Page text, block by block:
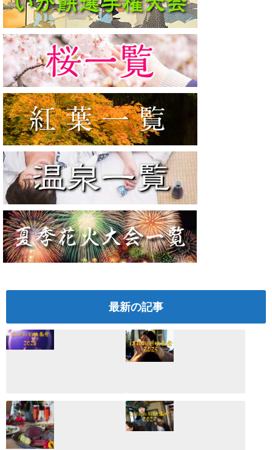
最新の記事
CLIP山形映画祭
2026：映画館派の
編集長が読む2025
年の映画ざっくり
総監
CLIP山形映画祭
2025：ほぼこれく
らいしか更新して
いない変なブログ